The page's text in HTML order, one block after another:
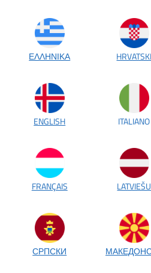
ΕΛΛΗΝΙΚΑ HRVATSKI
ENGLISH ITALIANO
FRANÇAIS LATVIEŠU
СРПСКИ